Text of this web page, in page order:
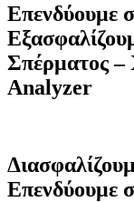
Επενδύουμε
Σπέρματος
Analyzer
Επενδύουμε